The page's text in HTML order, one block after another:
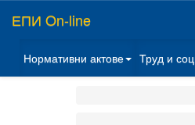
ЕПИ On-line
Нормативни актове Труд и